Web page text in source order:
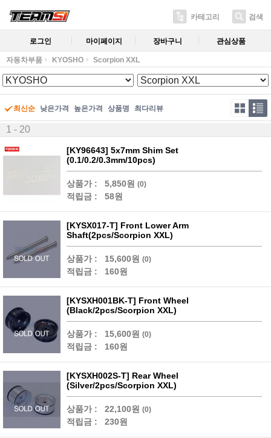
카테고리 검색
로그인 마이페이지 장바구니 관심상품
자동차부품 KYOSHO Scorpion XXL
최신순 낮은가격 높은가격 상품명 최다리뷰
1 - 20
[KY96643] 5x7mm Shim Set
(0.1/0.2/0.3mm/10pcs)
상품가 : 5,850원 (0)
적립금 : 58원
[KYSX017-T] Front Lower Arm
Shaft(2pcs/Scorpion XXL)
상품가 : 15,600원 (0)
적립금 : 160원
[KYSXH001BK-T] Front Wheel
(Black/2pcs/Scorpion XXL)
상품가 : 15,600원 (0)
적립금 : 160원
[KYSXH002S-T] Rear Wheel
(Silver/2pcs/Scorpion XXL)
상품가 : 22,100원 (0)
적립금 : 230원